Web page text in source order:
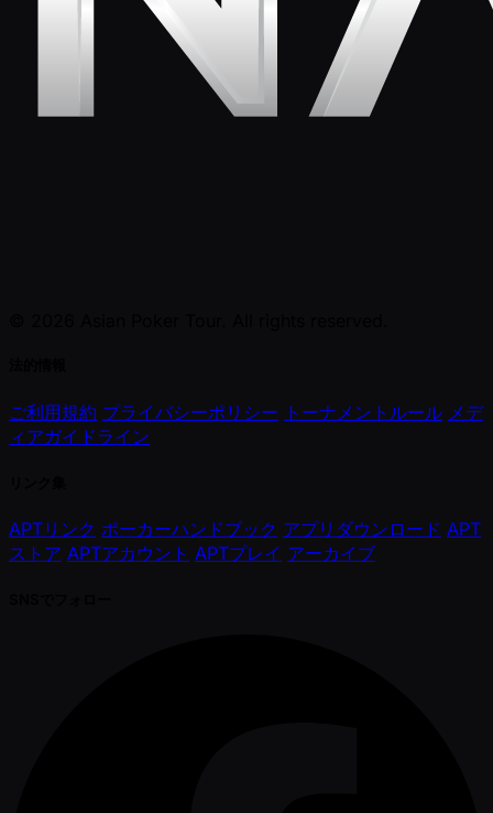
ご利用規約 プライバシーポリシー トーナメントルール メデ
ィアガイドライン
APTリンク ポーカーハンドブック アプリダウンロード APT
ストア APTアカウント APTプレイ アーカイブ